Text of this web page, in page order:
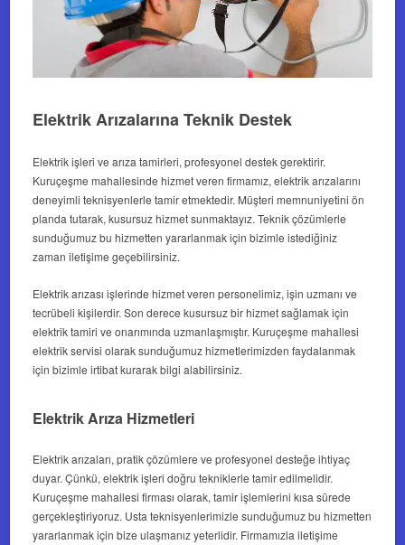
Elektrik Arızalarına Teknik Destek
Elektrik işleri ve arıza tamirleri, profesyonel destek gerektirir.
Kuruçeşme mahallesinde hizmet veren firmamız, elektrik arızalarını
deneyimli teknisyenlerle tamir etmektedir. Müşteri memnuniyetini ön
planda tutarak, kusursuz hizmet sunmaktayız. Teknik çözümlerle
sunduğumuz bu hizmetten yararlanmak için bizimle istediğiniz
zaman iletişime geçebilirsiniz.
Elektrik arızası işlerinde hizmet veren personelimiz, işin uzmanı ve
tecrübeli kişilerdir. Son derece kusursuz bir hizmet sağlamak için
elektrik tamiri ve onarımında uzmanlaşmıştır. Kuruçeşme mahallesi
elektrik servisi olarak sunduğumuz hizmetlerimizden faydalanmak
için bizimle irtibat kurarak bilgi alabilirsiniz.
Elektrik Arıza Hizmetleri
Elektrik arızaları, pratik çözümlere ve profesyonel desteğe ihtiyaç
duyar. Çünkü, elektrik işleri doğru tekniklerle tamir edilmelidir.
Kuruçeşme mahallesi firması olarak, tamir işlemlerini kısa sürede
gerçekleştiriyoruz. Usta teknisyenlerimizle sunduğumuz bu hizmetten
yararlanmak için bize ulaşmanız yeterlidir. Firmamızla iletişime